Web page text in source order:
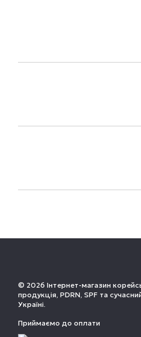
© 2026 Інтернет-магазин
продукція, PDRN, SPF та
Україні.
Приймаємо до оплати